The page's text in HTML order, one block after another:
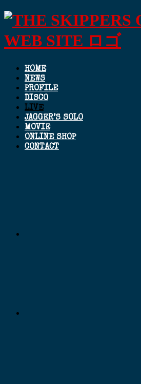
HOME
NEWS
PROFILE
DISCO
LIVE
JAGGER’S SOLO
MOVIE
ONLINE SHOP
CONTACT